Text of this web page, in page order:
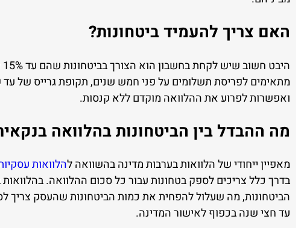
האם צריך להעמיד ביטחונות?
מתאימים לפריסת תשלומים על פני חמש שנים, תקופת גרייס של
ואפשרות לפרוע את ההלוואה מוקדם ללא קנסות.
מה ההבדל בין הביטחונות בהלוואה
מאפיין ייחודי של הלוואות בערבות מדינה בהשוואה להלוואות
בדרך כלל צריכים לספק בטחונות עבור כל סכום ההלוואה.
הביטחונות, מה שעלול להפחית את כמות הביטחונות שהעסק צריך
עד חצי שנה בכפוף לאישור המדינה.